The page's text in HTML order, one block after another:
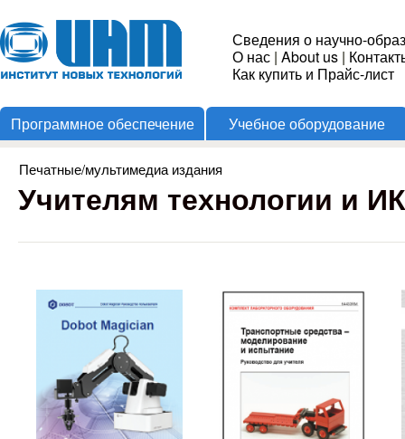
Институт
Новых
Технологий
Сведения о научно-
О нас | About us |
Как купить и Прайс-лист
Программное обеспечение Учебное оборудование
Вы здесь
Печатные/мультимедиа издания
Учителям технологии и